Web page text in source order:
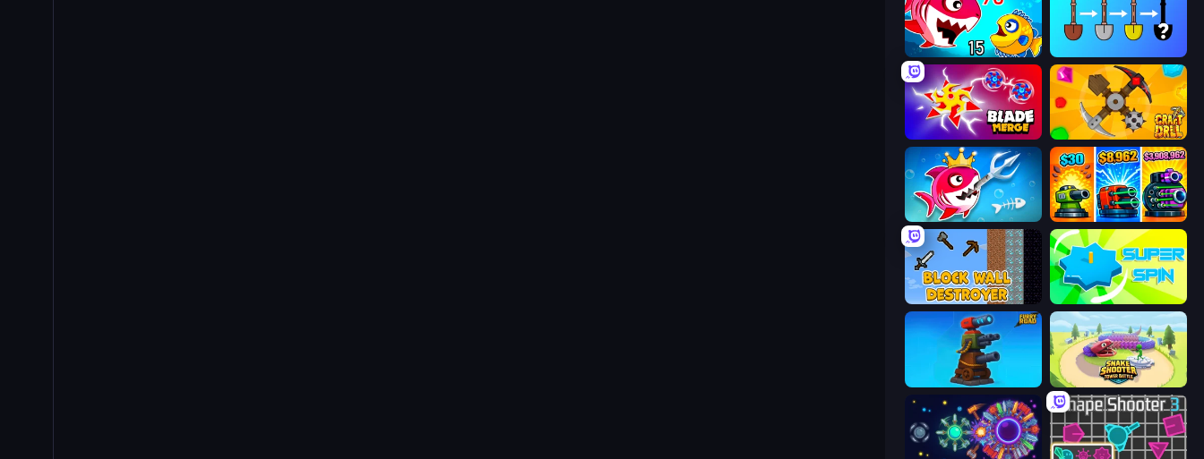
Fish Eat Getting Big
Blade Merge Craft Drill
Fish Stab Getting Big Pumpkin Defense: Merge Cannon
Block Wall Destroyer Super Spin
Furry Road Snake Shooter: Tower Battle